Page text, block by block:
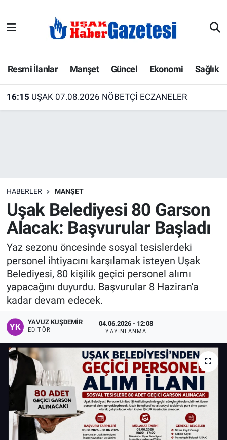
Resmi İlanlar Manşet Güncel Ekonomi Sağlık
16:15 UŞAK 07.08.2026 NÖBETÇİ ECZANELER
HABERLER MANŞET
Uşak Belediyesi 80 Garson
Alacak: Başvurular Başladı
Yaz sezonu öncesinde sosyal tesislerdeki
personel ihtiyacını karşılamak isteyen Uşak
Belediyesi, 80 kişilik geçici personel alımı
yapacağını duyurdu. Başvurular 8 Haziran'a
kadar devam edecek.
YAVUZ KUŞDEMIR
EDITÖR
04.06.2026 - 12:08
YAYINLANMA
E-Gazete
Ekonomi
Köşe Yazarları
Kültür Sanat
Manşet
Resmi İlanlar
Sağlık
Son Dakika
Spor
Uşak Haberleri
Uşak Hava Durumu
Uşak Trafik Yoğunluk Haritası
Süper Lig Puan Durumu ve Fikstür